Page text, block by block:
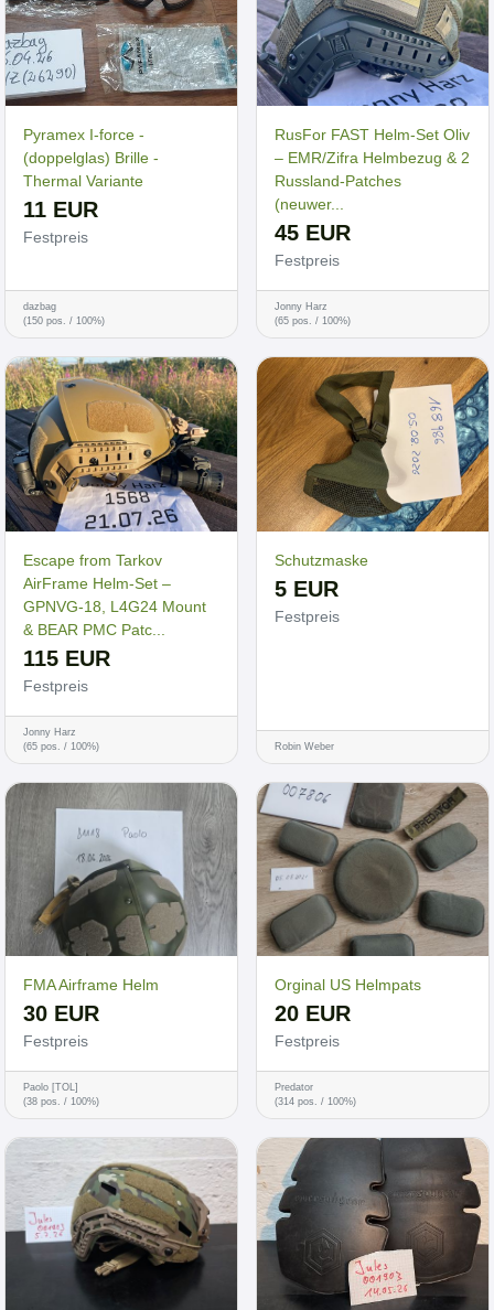
Pyramex I-force -
(doppelglas) Brille -
Thermal Variante
11 EUR
Festpreis
dazbag
(150 pos. / 100%)
RusFor FAST Helm-Set Oliv
– EMR/Zifra Helmbezug & 2
Russland-Patches
(neuwer...
45 EUR
Festpreis
Jonny Harz
(65 pos. / 100%)
Escape from Tarkov
AirFrame Helm-Set –
GPNVG-18, L4G24 Mount
& BEAR PMC Patc...
115 EUR
Festpreis
Jonny Harz
(65 pos. / 100%)
Schutzmaske
5 EUR
Festpreis
Robin Weber
FMA Airframe Helm
30 EUR
Festpreis
Paolo [TOL]
(38 pos. / 100%)
Orginal US Helmpats
20 EUR
Festpreis
Predator
(314 pos. / 100%)